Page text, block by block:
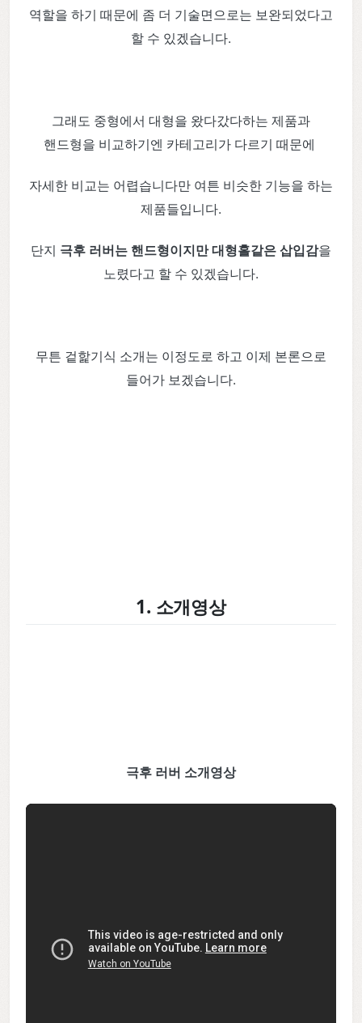
역할을 하기 때문에 좀 더 기술면으로는 보완되었다고
할 수 있겠습니다.
그래도 중형에서 대형을 왔다갔다하는 제품과
핸드형을 비교하기엔 카테고리가 다르기 때문에
자세한 비교는 어렵습니다만 여튼 비슷한 기능을 하는
제품들입니다.
단지 극후 러버는 핸드형이지만 대형홀같은 삽입감을
노렸다고 할 수 있겠습니다.
무튼 겉핥기식 소개는 이정도로 하고 이제 본론으로
들어가 보겠습니다.
1. 소개영상
극후 러버 소개영상